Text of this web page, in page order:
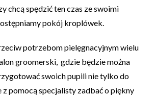
chcą spędzić ten czas ze swoimi
pokój kroplówek.
potrzebom pielęgnacyjnym wielu
groomerski, gdzie będzie można
swoich pupili nie tylko do
z pomocą specjalisty zadbać o piękny